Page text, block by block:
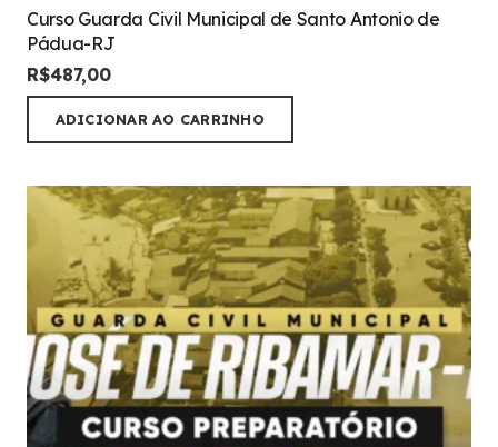
Curso Guarda Civil Municipal de Santo Antonio de
Pádua-RJ
R$487,00
ADICIONAR AO CARRINHO